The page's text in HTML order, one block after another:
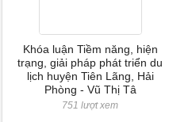
Khóa luận Tiềm năng, hiện
trạng, giải pháp phát triển du
lịch huyện Tiên Lãng, Hải
Phòng - Vũ Thị Tâ
751 lượt xem